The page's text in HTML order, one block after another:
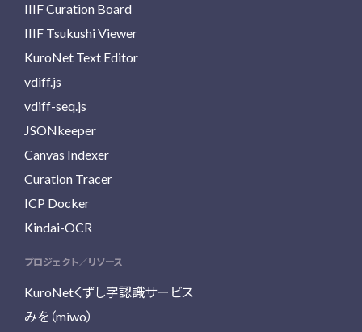
IIIF Curation Board
IIIF Tsukushi Viewer
KuroNet Text Editor
vdiff.js
vdiff-seq.js
JSONkeeper
Canvas Indexer
Curation Tracer
ICP Docker
Kindai-OCR
プロジェクト／リソース
KuroNetくずし字認識サービス
みを（miwo）